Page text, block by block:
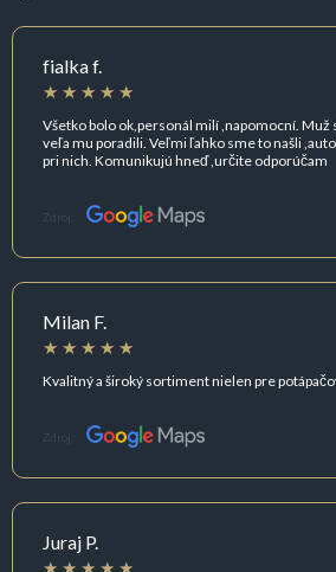
fialka f.
Všetko bolo ok,personál milí ,napomocní. Muž
veľa mu poradili. Veľmi ľahko sme to našli
pri nich. Komunikujú hneď ,určite odporúčam
Zdroj:
Milan F.
Kvalitný a široký sortiment nielen pre
Zdroj:
Juraj P.